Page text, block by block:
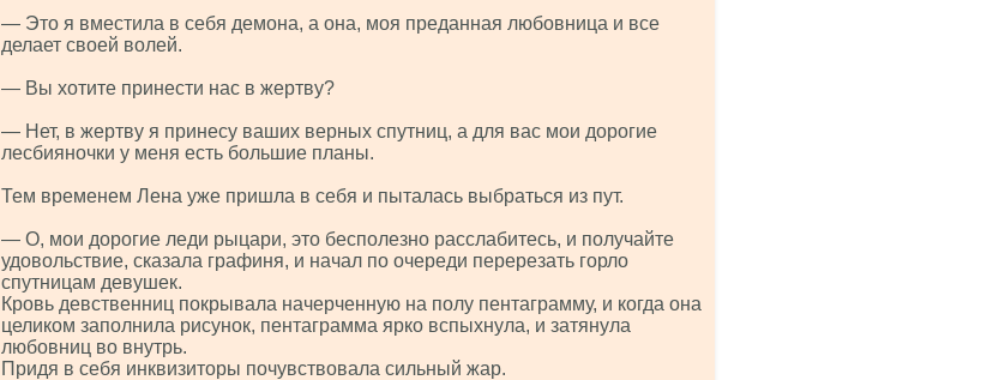
— Это я вместила в себя демона, а она, моя преданная любовница и все
делает своей волей.
— Вы хотите принести нас в жертву?
— Нет, в жертву я принесу ваших верных спутниц, а для вас мои дорогие
лесбияночки у меня есть большие планы.
Тем временем Лена уже пришла в себя и пыталась выбраться из пут.
— О, мои дорогие леди рыцари, это бесполезно расслабитесь, и получайте
удовольствие, сказала графиня, и начал по очереди перерезать горло
спутницам девушек.
Кровь девственниц покрывала начерченную на полу пентаграмму, и когда она
целиком заполнила рисунок, пентаграмма ярко вспыхнула, и затянула
любовниц во внутрь.
Придя в себя инквизиторы почувствовала сильный жар.